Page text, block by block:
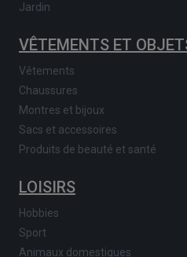
Jardin
VÊTEMENTS ET
Vêtements
Chaussures
Montres et bijoux
Sacs et accessoires
Produits de beauté et santé
LOISIRS
Hobbies
Sport
Animaux domestiques